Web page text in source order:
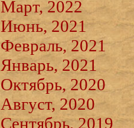
Март, 2022
Июнь, 2021
Февраль, 2021
Январь, 2021
Октябрь, 2020
Август, 2020
Сентябрь, 2019